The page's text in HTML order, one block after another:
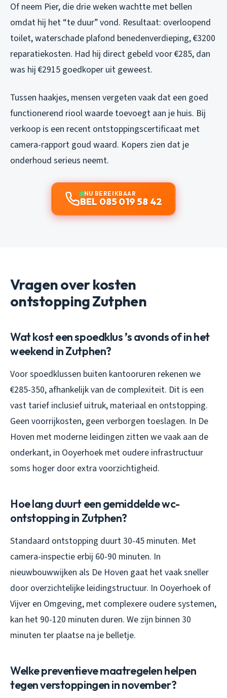
Of neem Pier, die drie weken wachtte met bellen
omdat hij het “te duur” vond. Resultaat: overloopend
toilet, waterschade plafond benedenverdieping, €3200
reparatiekosten. Had hij direct gebeld voor €285, dan
was hij €2915 goedkoper uit geweest.
Tussen haakjes, mensen vergeten vaak dat een goed
functionerend riool waarde toevoegt aan je huis. Bij
verkoop is een recent ontstoppingscertificaat met
camera-rapport goud waard. Kopers zien dat je
onderhoud serieus neemt.
NU BEREIKBAAR
BEL 085 019 58 42
Vragen over kosten
ontstopping Zutphen
Wat kost een spoedklus ’s avonds of in het
weekend in Zutphen?
Voor spoedklussen buiten kantooruren rekenen we
€285-350, afhankelijk van de complexiteit. Dit is een
vast tarief inclusief uitruk, materiaal en ontstopping.
Geen voorrijkosten, geen verborgen toeslagen. In De
Hoven met moderne leidingen zitten we vaak aan de
onderkant, in Ooyerhoek met oudere infrastructuur
soms hoger door extra voorzichtigheid.
Hoe lang duurt een gemiddelde wc-
ontstopping in Zutphen?
Standaard ontstopping duurt 30-45 minuten. Met
camera-inspectie erbij 60-90 minuten. In
nieuwbouwwijken als De Hoven gaat het vaak sneller
door overzichtelijke leidingstructuur. In Ooyerhoek of
Vijver en Omgeving, met complexere oudere systemen,
kan het 90-120 minuten duren. We zijn binnen 30
minuten ter plaatse na je belletje.
Welke preventieve maatregelen helpen
tegen verstoppingen in november?